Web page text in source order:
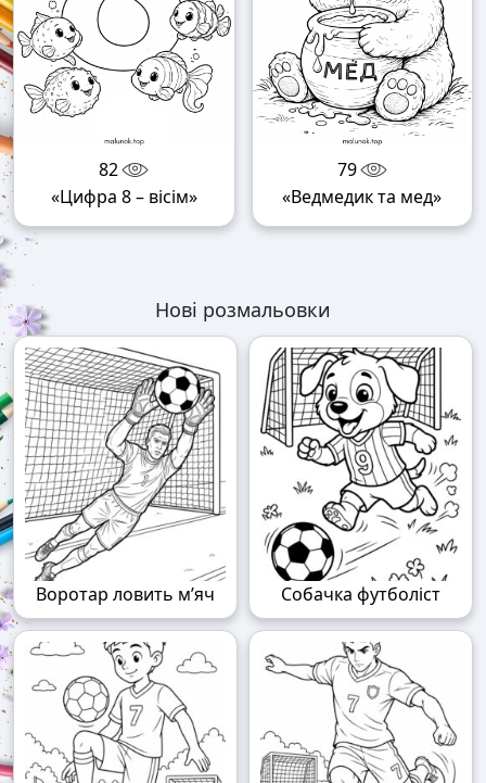
82
«Цифра 8 – вісім»
79
«Ведмедик та мед»
Нові розмальовки
Воротар ловить м’яч Собачка футболіст